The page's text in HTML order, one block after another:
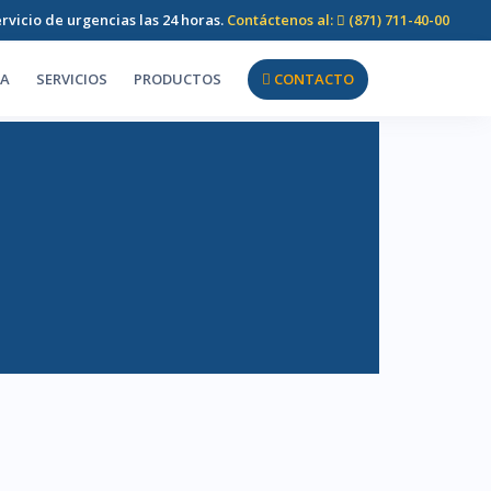
de urgencias las 24 horas. Contáctenos al: (871) 711-40-00
SERVICIOS PRODUCTOS CONTACTO